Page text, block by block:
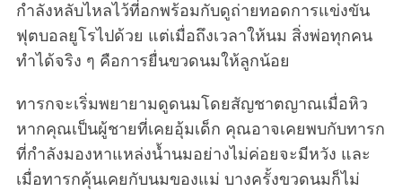
กำลังหลับไหลไว้ที่อกพร้อมกับดูถ่ายทอดการแข่งขัน
ฟุตบอลยูโรไปด้วย แต่เมื่อถึงเวลาให้นม สิ่งพ่อทุกคน
ทำได้จริง ๆ คือการยื่นขวดนมให้ลูกน้อย
ทารกจะเริ่มพยายามดูดนมโดยสัญชาตญาณเมื่อหิว
หากคุณเป็นผู้ชายที่เคยอุ้มเด็ก คุณอาจเคยพบกับทารก
ที่กำลังมองหาแหล่งน้ำนมอย่างไม่ค่อยจะมีหวัง และ
เมื่อทารกคุ้นเคยกับนมของแม่ บางครั้งขวดนมก็ไม่